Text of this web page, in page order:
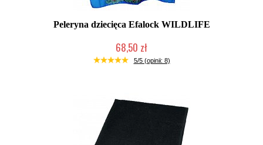
Peleryna dziecięca Efalock WILDLIFE
68,50 zł
Mała ilość (wysyłka w 24h)
5/5 (opinii: 8)